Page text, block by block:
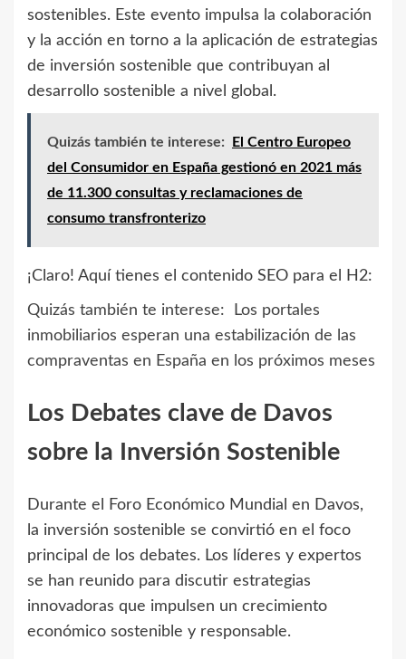
sostenibles. Este evento impulsa la colaboración
y la acción en torno a la aplicación de estrategias
de inversión sostenible que contribuyan al
desarrollo sostenible a nivel global.
Quizás también te interese:
El Centro Europeo
del Consumidor en España gestionó en 2021 más
de 11.300 consultas y reclamaciones de
consumo transfronterizo
¡Claro! Aquí tienes el contenido SEO para el H2:
Quizás también te interese:
Los portales
inmobiliarios esperan una estabilización de las
compraventas en España en los próximos meses
Los Debates clave de Davos
sobre la Inversión Sostenible
Durante el Foro Económico Mundial en Davos,
la inversión sostenible se convirtió en el foco
principal de los debates. Los líderes y expertos
se han reunido para discutir estrategias
innovadoras que impulsen un crecimiento
económico sostenible y responsable.